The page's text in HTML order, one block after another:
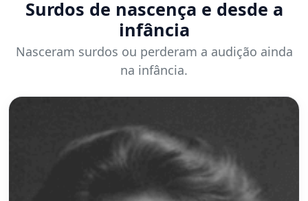
Surdos de nascença e desde a
infância
Nasceram surdos ou perderam a audição ainda
na infância.